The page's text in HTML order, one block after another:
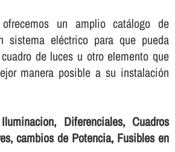
un amplio catálogo de
sistema eléctrico para que pueda
de luces u otro elemento que
manera posible a su instalación
Diferenciales, Cuadros
cambios de Potencia, Fusibles en